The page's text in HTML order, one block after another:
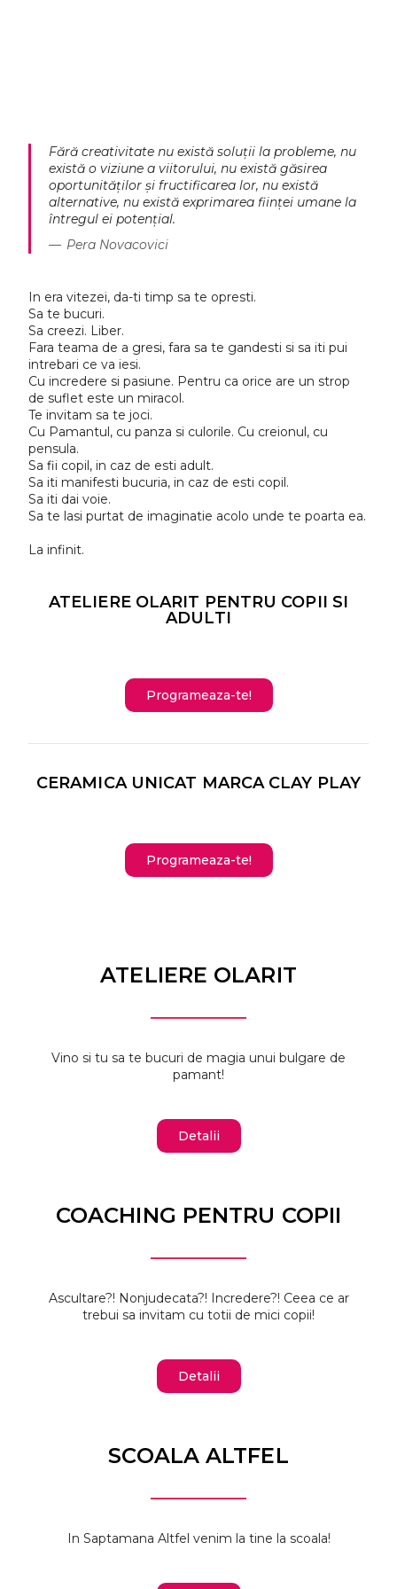
Hai si tu sa te joci cu lut!
Programează-te la un
Fără creativitate nu există soluţii la probleme, nu
există o viziune a viitorului, nu există găsirea
oportunităţilor şi fructificarea lor, nu există
alternative, nu există exprimarea fiinţei umane la
întregul ei potenţial.
Pera Novacovici
In era vitezei, da-ti timp sa te opresti.
Sa te bucuri.
Sa creezi. Liber.
Fara teama de a gresi, fara sa te gandesti si sa iti pui
intrebari ce va iesi.
Cu incredere si pasiune. Pentru ca orice are un strop
de suflet este un miracol.
Te invitam sa te joci.
Cu Pamantul, cu panza si culorile. Cu creionul, cu
pensula.
Sa fii copil, in caz de esti adult.
Sa iti manifesti bucuria, in caz de esti copil.
Sa iti dai voie.
Sa te lasi purtat de imaginatie acolo unde te poarta ea.
La infinit.
ATELIERE OLARIT PENTRU COPII SI
ADULTI
Programeaza-te!
CERAMICA UNICAT MARCA CLAY PLAY
Programeaza-te!
ATELIERE OLARIT
Vino si tu sa te bucuri de magia unui bulgare de
pamant!
Detalii
COACHING PENTRU COPII
Ascultare?! Nonjudecata?! Incredere?! Ceea ce ar
trebui sa invitam cu totii de mici copii!
Detalii
SCOALA ALTFEL
In Saptamana Altfel venim la tine la scoala!